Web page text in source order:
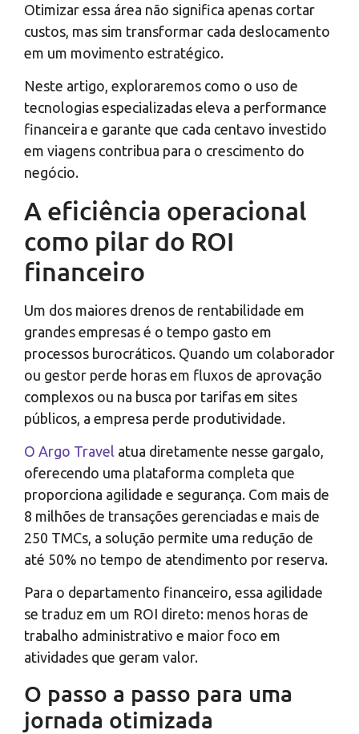
Otimizar essa área não significa apenas cortar
custos, mas sim transformar cada deslocamento
em um movimento estratégico.
Neste artigo, exploraremos como o uso de
tecnologias especializadas eleva a performance
financeira e garante que cada centavo investido
em viagens contribua para o crescimento do
negócio.
A eficiência operacional
como pilar do ROI
financeiro
Um dos maiores drenos de rentabilidade em
grandes empresas é o tempo gasto em
processos burocráticos. Quando um colaborador
ou gestor perde horas em fluxos de aprovação
complexos ou na busca por tarifas em sites
públicos, a empresa perde produtividade.
O Argo Travel atua diretamente nesse gargalo,
oferecendo uma plataforma completa que
proporciona agilidade e segurança. Com mais de
8 milhões de transações gerenciadas e mais de
250 TMCs, a solução permite uma redução de
até 50% no tempo de atendimento por reserva.
Para o departamento financeiro, essa agilidade
se traduz em um ROI direto: menos horas de
trabalho administrativo e maior foco em
atividades que geram valor.
O passo a passo para uma
jornada otimizada